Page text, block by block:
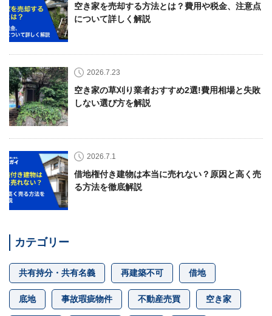
信
✉
無料
査
定・
い合
わせ
メー
ルフ
ォー
ムは
📞
お電
話で
の無
料査
定
資料
ダウ
ンロ
ード
空き家を売却する方法とは？費用や税金、注意点
について詳しく解説
2026.7.23
空き家の草刈り業者おすすめ2選!費用相場と失敗
しない選び方を解説
2026.7.1
借地権付き建物は本当に売れない？原因と高く売
る方法を徹底解説
カテゴリー
共有持分・共有名義 再建築不可 借地
底地 事故瑕疵物件 不動産売買 空き家